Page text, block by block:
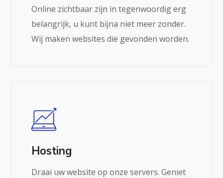
Online zichtbaar zijn in tegenwoordig erg
belangrijk, u kunt bijna niet meer zonder.
Wij maken websites die gevonden worden.
Hosting
Draai uw website op onze servers. Geniet